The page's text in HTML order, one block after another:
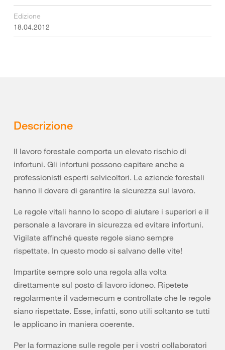
Edizione
18.04.2012
Descrizione
Il lavoro forestale comporta un elevato rischio di
infortuni. Gli infortuni possono capitare anche a
professionisti esperti selvicoltori. Le aziende forestali
hanno il dovere di garantire la sicurezza sul lavoro.
Le regole vitali hanno lo scopo di aiutare i superiori e il
personale a lavorare in sicurezza ed evitare infortuni.
Vigilate affinché queste regole siano sempre
rispettate. In questo modo si salvano delle vite!
Impartite sempre solo una regola alla volta
direttamente sul posto di lavoro idoneo. Ripetete
regolarmente il vademecum e controllate che le regole
siano rispettate. Esse, infatti, sono utili soltanto se tutti
le applicano in maniera coerente.
Per la formazione sulle regole per i vostri collaboratori